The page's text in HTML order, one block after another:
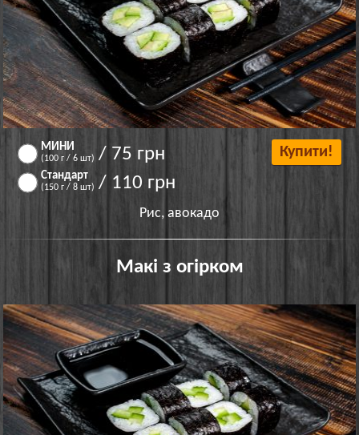
МИНИ
(100 г / 6 шт) / 75 грн
Стандарт
(150 г / 8 шт) / 110 грн
Купити!
Рис, авокадо
Макі з огірком